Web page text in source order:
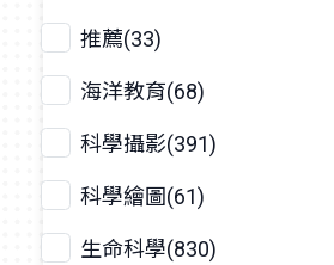
推薦(33)
海洋教育(68)
科學攝影(391)
科學繪圖(61)
生命科學(830)